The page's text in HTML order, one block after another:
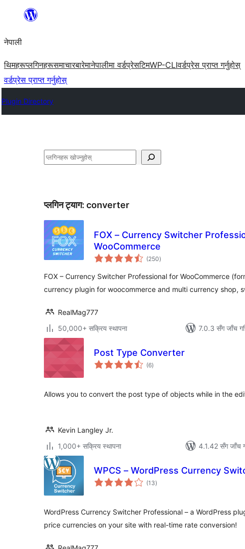
सामग्रीमा
नेपाली
थिमहरूप्लगिनहरूसमाचारबारेमानेपालीमा वर्डप्रेसटिमWP-CLIवर्डप्रेस प्राप्त गर्नुहोस्
वर्डप्रेस प्राप्त गर्नुहोस्
Plugin Directory
खोज्नुहोस्
प्लगिन ट्याग: converter
FOX – Currency Switcher
WooCommerce
(250कुल
रेटिङ्गहरू
)
FOX – Currency Switcher Professional for WooCommerce
currency plugin for woocommerce and multi currency shop,
RealMag777
50,000+ सक्रिय स्थापना
7.0.3 सँग जाँच
Post Type Converter
(6कुल
रेटिङ्गहरू
)
Allows you to convert the post type of objects while in the
Kevin Langley Jr.
1,000+ सक्रिय स्थापना
4.1.42 सँग जाँच
WPCS – WordPress Currency
(13कुल
रेटिङ्गहरू
)
WordPress Currency Switcher Professional – a WordPress
price currencies on your site with real-time rate conversion!